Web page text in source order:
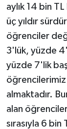
aylık 14 bin
üç yıldır
öğrenciler
3'lük, yüzde
yüzde 7'lik
almaktadır.
alan
sırasıyla 6